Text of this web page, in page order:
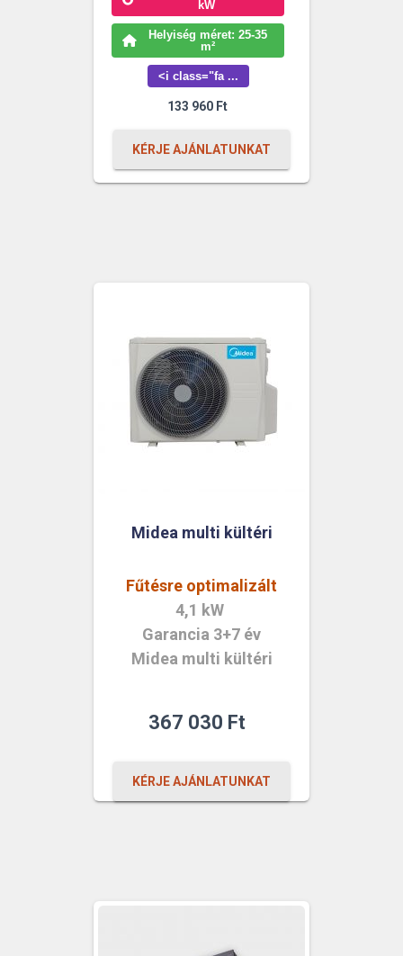
kW
Helyiség méret: 25-35
m²
<i class="fa ...
133 960 Ft
KÉRJE AJÁNLATUNKAT
Midea multi kültéri
Fűtésre optimalizált
4,1 kW
Garancia 3+7 év
Midea multi kültéri
367 030 Ft
KÉRJE AJÁNLATUNKAT